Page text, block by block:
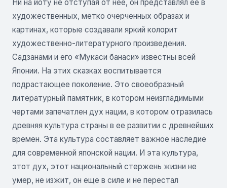
Ни на йоту не отступая от нее, он представлял ее в
художественных, метко очерченных образах и
картинах, которые создавали яркий колорит
художественно-литературного произведения.
Садзанами и его «Мукаси банаси» известны всей
Японии. На этих сказках воспитывается
подрастающее поколение. Это своеобразный
литературный памятник, в котором неизгладимыми
чертами запечатлен дух нации, в котором отразилась
древняя культура страны в ее развитии с древнейших
времен. Эта культура составляет важное наследие
для современной японской нации. И эта культура,
этот дух, этот национальный стержень жизни не
умер, не изжит, он еще в силе и не перестал